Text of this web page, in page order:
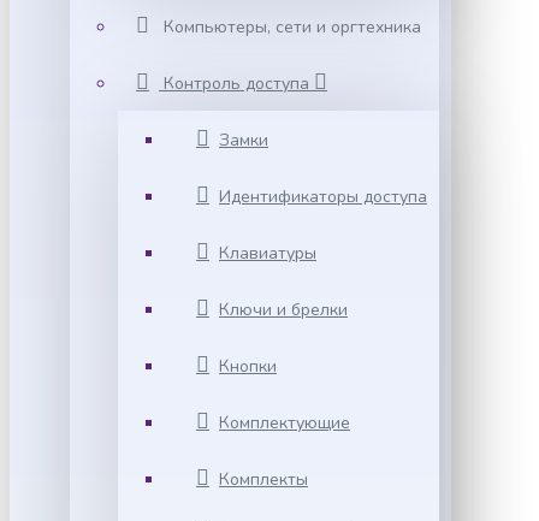
Компьютеры, сети и оргтехника
Контроль доступа
Замки
Идентификаторы доступа
Клавиатуры
Ключи и брелки
Кнопки
Комплектующие
Комплекты